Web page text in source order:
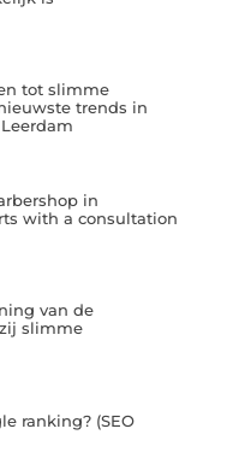
tot slimme
trends in
in
with a consultation
van de
slimme
ranking? (SEO